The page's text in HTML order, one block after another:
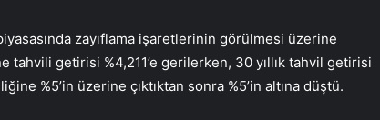
zayıflama işaretlerinin görülmesi üzerine
tahvili getirisi %4,211’e gerilerken, 30 yıllık tahvil getirisi
%5’in üzerine çıktıktan sonra %5’in altına düştü.